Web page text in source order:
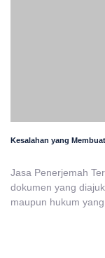
Kesalahan yang
Jasa Penerjemah
dokumen yang
maupun hukum yang